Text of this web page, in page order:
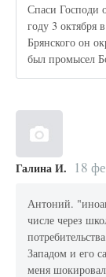
Спаси Господи
году 3 октября
Брянского он
был промысел
Галина И. 18
Антоний.
числе через
Западом и его
меня